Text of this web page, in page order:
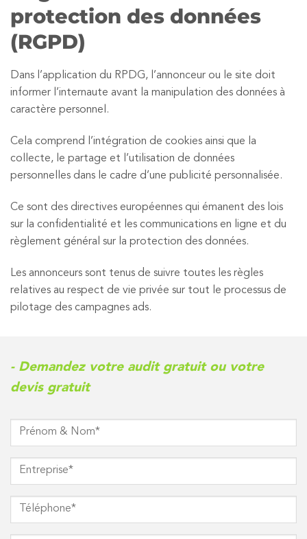
protection des données
(RGPD)
Dans l’application du RPDG, l’annonceur ou le site doit
informer l’internaute avant la manipulation des données à
caractère personnel.
Cela comprend l’intégration de cookies ainsi que la
collecte, le partage et l’utilisation de données
personnelles dans le cadre d’une publicité personnalisée.
Ce sont des directives européennes qui émanent des lois
sur la confidentialité et les communications en ligne et du
règlement général sur la protection des données.
Les annonceurs sont tenus de suivre toutes les règles
relatives au respect de vie privée sur tout le processus de
pilotage des campagnes ads.
- Demandez votre audit gratuit ou votre
devis gratuit